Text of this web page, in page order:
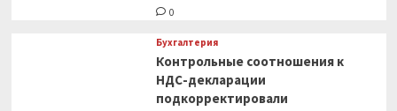
0
Бухгалтерия
Контрольные соотношения к
НДС-декларации
подкорректировали